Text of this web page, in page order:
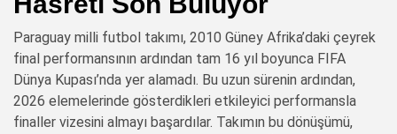
Paraguay milli futbol takımı, 2010 Güney Afrika’daki çeyrek
final performansının ardından tam 16 yıl boyunca FIFA
Dünya Kupası’nda yer alamadı. Bu uzun sürenin ardından,
2026 elemelerinde gösterdikleri etkileyici performansla
finaller vizesini almayı başardılar. Takımın bu dönüşümü,